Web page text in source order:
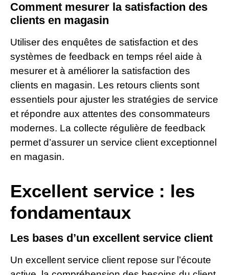
Comment mesurer la satisfaction des
clients en magasin
Utiliser des enquêtes de satisfaction et des
systèmes de feedback en temps réel aide à
mesurer et à améliorer la satisfaction des
clients en magasin. Les retours clients sont
essentiels pour ajuster les stratégies de service
et répondre aux attentes des consommateurs
modernes. La collecte régulière de feedback
permet d’assurer un service client exceptionnel
en magasin.
Excellent service : les
fondamentaux
Les bases d’un excellent service client
Un excellent service client repose sur l’écoute